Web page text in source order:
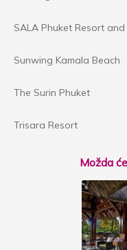
SALA Phuket Resort and
Sunwing Kamala Beach
The Surin Phuket
Trisara Resort
Možda